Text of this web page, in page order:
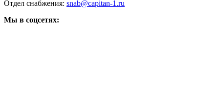
Отдел снабжения: snab@capitan-1.ru
Мы в соцсетях: